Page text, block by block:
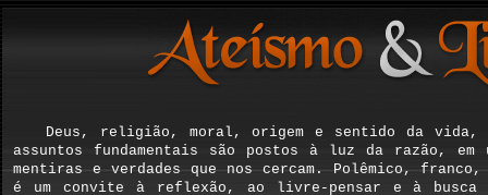
Deus, religião, moral, origem e sentido da
assuntos fundamentais são postos à luz da razão,
mentiras e verdades que nos cercam. Polêmico,
é um convite à reflexão, ao livre-pensar e à busca